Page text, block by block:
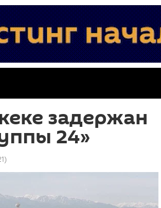
задержан
24»
)